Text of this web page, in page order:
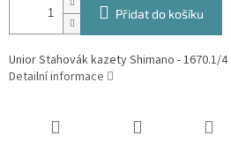
Přidat do košíku
Unior Stahovák kazety Shimano - 1670.1/4
Detailní informace